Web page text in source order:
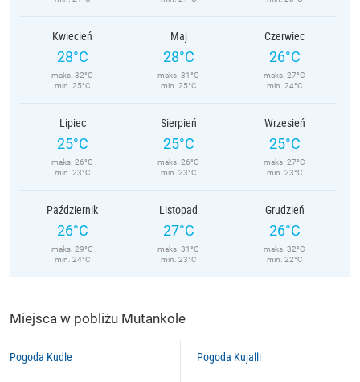
Kwiecień
28°C
maks. 32°C
min. 25°C
Maj
28°C
maks. 31°C
min. 25°C
Czerwiec
26°C
maks. 27°C
min. 24°C
Lipiec
25°C
maks. 26°C
min. 23°C
Sierpień
25°C
maks. 26°C
min. 23°C
Wrzesień
25°C
maks. 27°C
min. 23°C
Październik
26°C
maks. 29°C
min. 24°C
Listopad
27°C
maks. 31°C
min. 23°C
Grudzień
26°C
maks. 32°C
min. 22°C
Miejsca w pobliżu Mutankole
Pogoda Kudle Pogoda Kujalli